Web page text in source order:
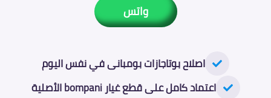
واتس
اصلاح بوتاجازات بومبانى في نفس اليوم
اعتماد كامل على قطع غيار bompani الأصلية